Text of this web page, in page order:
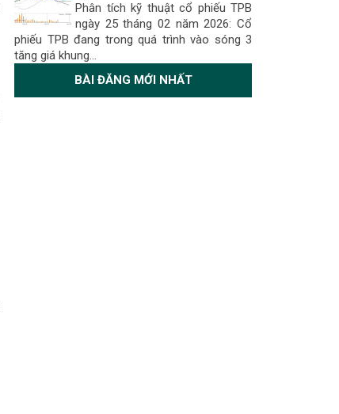
Phân tích kỹ thuật cổ phiếu TPB
ngày 25 tháng 02 năm 2026: Cổ
phiếu TPB đang trong quá trình vào sóng 3
tăng giá khung…
BÀI ĐĂNG MỚI NHẤT